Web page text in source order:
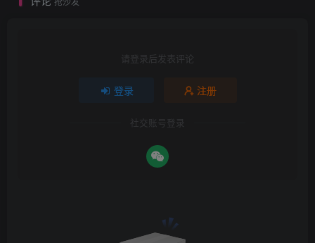
请登录后发表评论
登录 注册
社交账号登录